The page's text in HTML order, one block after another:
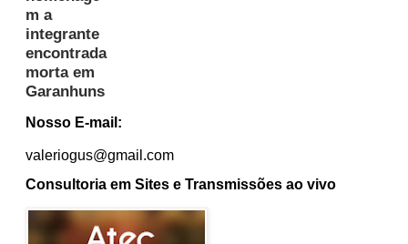
m a
integrante
encontrada
morta em
Garanhuns
Nosso E-mail:
valeriogus@gmail.com
Consultoria em Sites e Transmissões ao vivo